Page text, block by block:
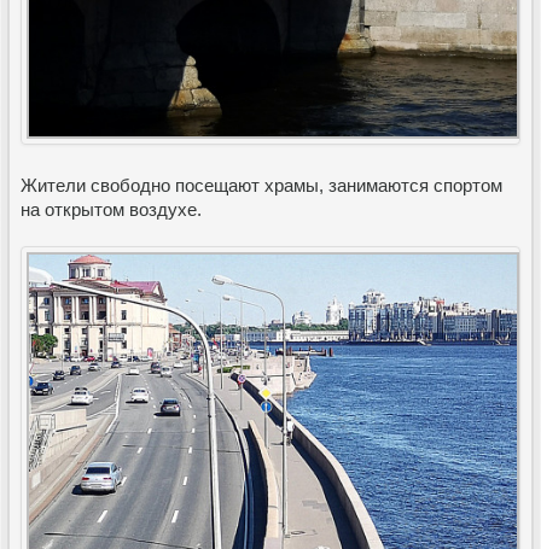
Жители свободно посещают храмы, занимаются спортом
на открытом воздухе.